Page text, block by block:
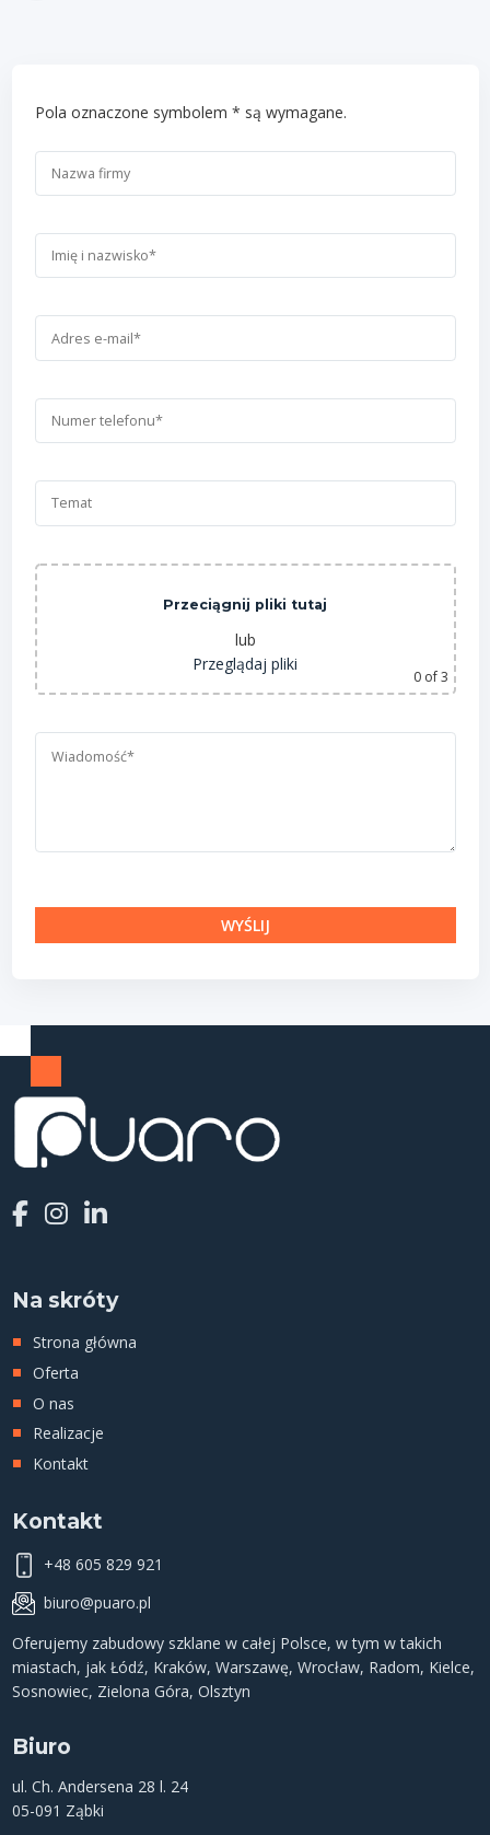
Pola oznaczone symbolem * są wymagane.
Przeciągnij pliki tutaj
lub
Przeglądaj pliki
0of 3
Na skróty
Strona główna
Oferta
O nas
Realizacje
Kontakt
Kontakt
+48 605 829 921
biuro@puaro.pl
Oferujemy zabudowy szklane w całej Polsce, w tym w takich
miastach, jak Łódź, Kraków, Warszawę, Wrocław, Radom, Kielce,
Sosnowiec, Zielona Góra, Olsztyn
Biuro
ul. Ch. Andersena 28 l. 24
05-091 Ząbki